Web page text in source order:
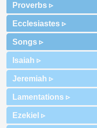
Proverbs ▹
Ecclesiastes ▹
Songs ▹
Isaiah ▹
Jeremiah ▹
Lamentations ▹
Ezekiel ▹